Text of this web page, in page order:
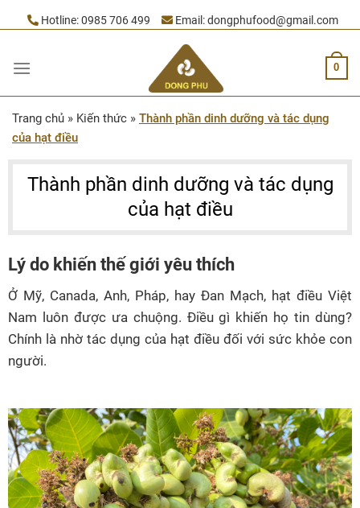
to
Hotline:0985 706 499 Email:dongphufood@gmail.com
0
Trang chủ » Kiến thức » Thành phần dinh dưỡng và tác dụng
của hạt điều
Thành phần dinh dưỡng và tác dụng
của hạt điều
Lý do khiến thế giới yêu thích
Ở Mỹ, Canada, Anh, Pháp, hay Đan Mạch, hạt điều Việt
Nam luôn được ưa chuộng. Điều gì khiến họ tin dùng?
Chính là nhờ tác dụng của hạt điều đối với sức khỏe con
người.